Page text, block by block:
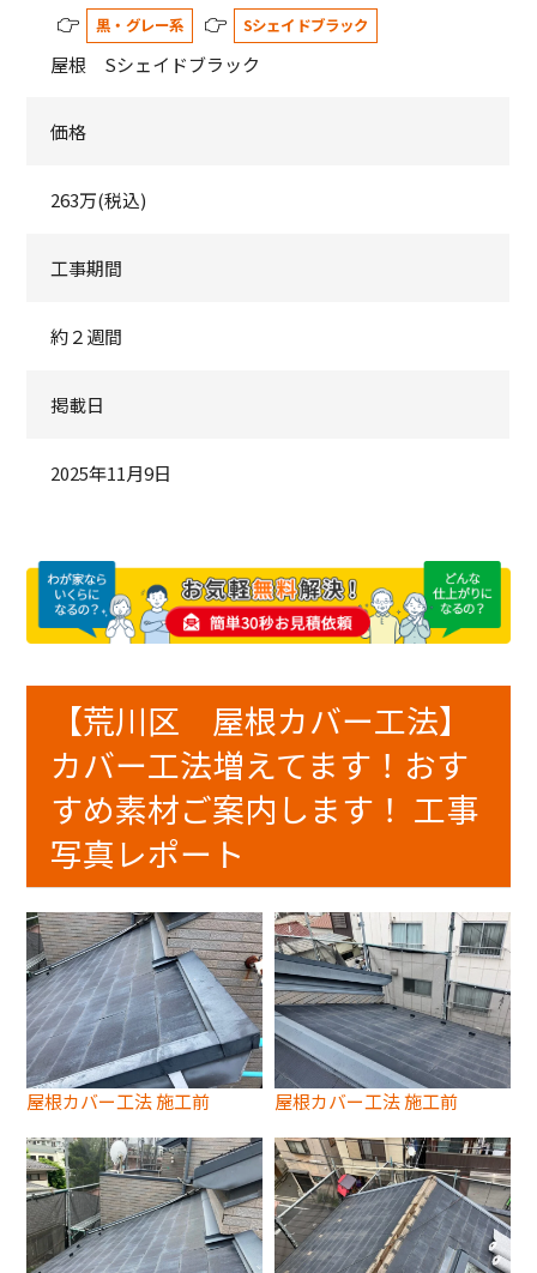
黒・グレー系 Sシェイドブラック
屋根 Sシェイドブラック
価格
263万(税込)
工事期間
約２週間
掲載日
2025年11月9日
【荒川区 屋根カバー工法】
カバー工法増えてます！おす
すめ素材ご案内します！ 工事
写真レポート
屋根カバー工法 施工前 屋根カバー工法 施工前